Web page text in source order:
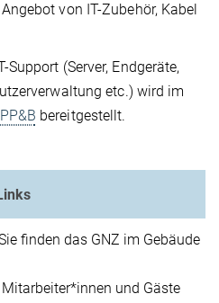
von IT-Zubehör, Kabel
Support (Server, Endgeräte,
etc.) wird im
bereitgestellt.
finden das GNZ im Gebäude
und Gäste